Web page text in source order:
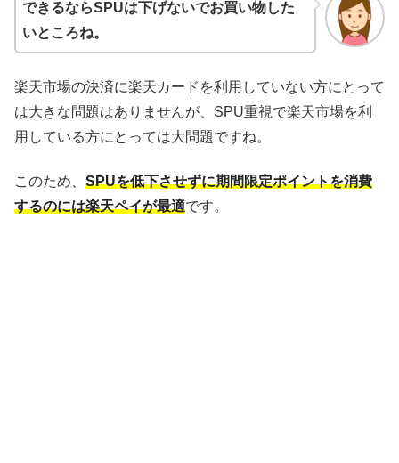
できるならSPUは下げないでお買い物した
いところね。
楽天市場の決済に楽天カードを利用していない方にとって
は大きな問題はありませんが、SPU重視で楽天市場を利
用している方にとっては大問題ですね。
このため、 SPUを低下させずに期間限定ポイントを消費
するのには楽天ペイが最適です。